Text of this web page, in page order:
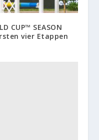
CUP™ SEASON
vier Etappen